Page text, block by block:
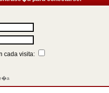
cada visita: